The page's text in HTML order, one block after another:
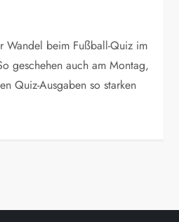
Wandel beim Fußball-Quiz im
geschehen auch am Montag,
Quiz-Ausgaben so starken